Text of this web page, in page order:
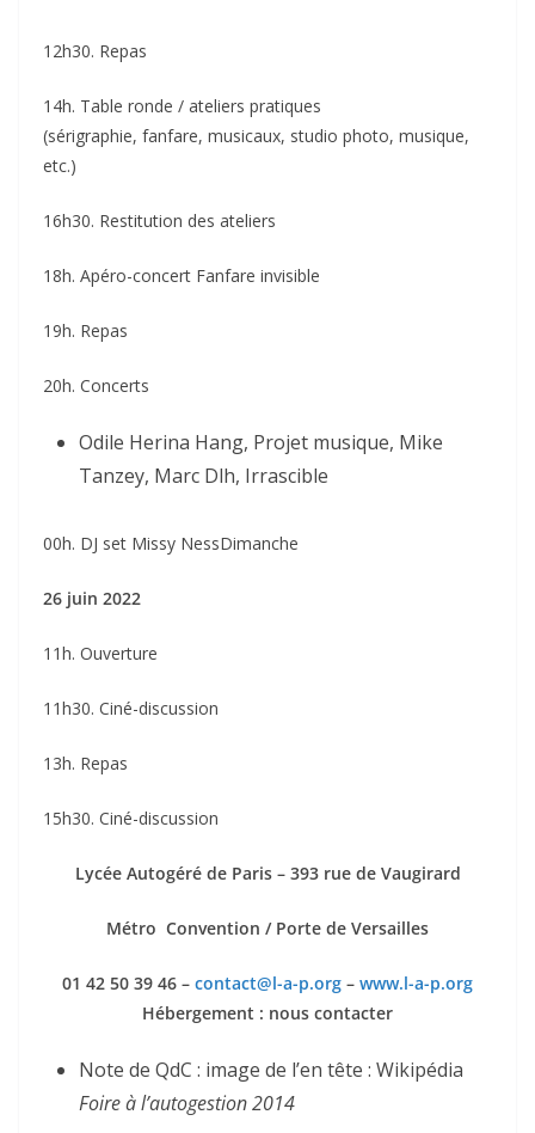
12h30. Repas
14h. Table ronde / ateliers pratiques
(sérigraphie, fanfare, musicaux, studio photo, musique,
etc.)
16h30. Restitution des ateliers
18h. Apéro-concert Fanfare invisible
19h. Repas
20h. Concerts
Odile Herina Hang, Projet musique, Mike
Tanzey, Marc Dlh, Irrascible
00h. DJ set Missy NessDimanche
26 juin 2022
11h. Ouverture
11h30. Ciné-discussion
13h. Repas
15h30. Ciné-discussion
Lycée Autogéré de Paris – 393 rue de Vaugirard
Métro Convention / Porte de Versailles
01 42 50 39 46 – contact@l-a-p.org – www.l-a-p.org
Hébergement : nous contacter
Note de QdC : image de l’en tête : Wikipédia
Foire à l’autogestion 2014